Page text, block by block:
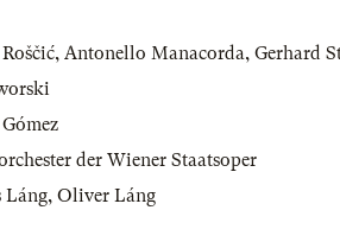
, Antonello Manacorda, Gerhard
der Wiener Staatsoper
Láng, Oliver Láng